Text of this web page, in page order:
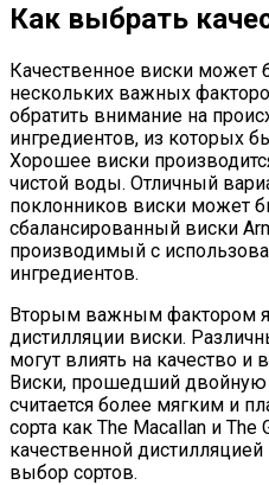
Как выбрать
Качественное виски может
нескольких важных
обратить внимание на
ингредиентов, из которых
Хорошее виски
чистой воды. Отличный
поклонников виски может
сбалансированный виски
производимый с
ингредиентов.
Вторым важным фактором
дистилляции виски.
могут влиять на качество и
Виски, прошедший
считается более мягким и
сорта как The Macallan и
качественной
выбор сортов.